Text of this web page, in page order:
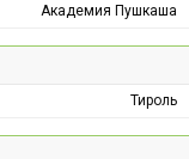
Академия Пушкаша
Тироль